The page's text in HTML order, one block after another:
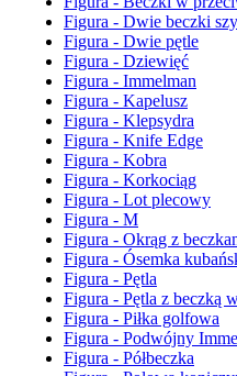
Figura - Dwie beczki
Figura - Dwie pętle
Figura - Dziewięć
Figura - Immelman
Figura - Kapelusz
Figura - Klepsydra
Figura - Knife Edge
Figura - Kobra
Figura - Korkociąg
Figura - Lot plecowy
Figura - M
Figura - Okrąg z
Figura - Ósemka
Figura - Pętla
Figura - Pętla z beczką
Figura - Piłka golfowa
Figura - Podwójny
Figura - Półbeczka